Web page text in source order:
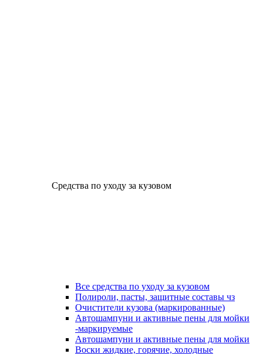
Средства по уходу за кузовом
Все средства по уходу за кузовом
Полироли, пасты, защитные составы чз
Очистители кузова (маркированные)
Автошампуни и активные пены для мойки
-маркируемые
Автошампуни и активные пены для мойки
Воски жидкие, горячие, холодные